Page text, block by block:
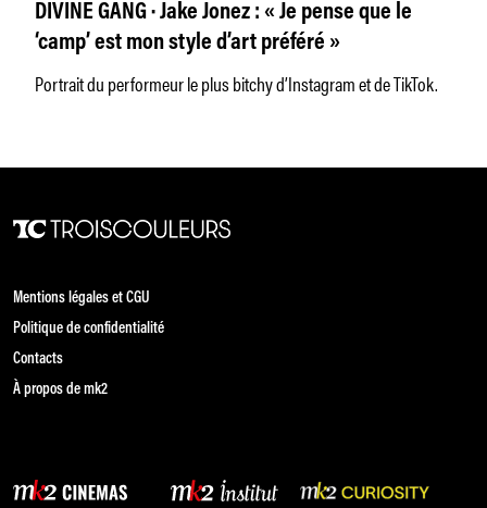
DIVINE GANG · Jake Jonez : « Je pense que le
‘camp’ est mon style d’art préféré »
Portrait du performeur le plus bitchy d’Instagram et de TikTok.
Mentions légales et CGU
Politique de confidentialité
Contacts
À propos de mk2